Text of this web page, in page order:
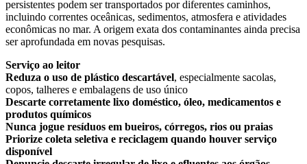
persistentes podem ser transportados por diferentes caminhos,
incluindo correntes oceânicas, sedimentos, atmosfera e atividades
econômicas no mar. A origem exata dos contaminantes ainda precisa
ser aprofundada em novas pesquisas.
Serviço ao leitor
Reduza o uso de plástico descartável, especialmente sacolas,
copos, talheres e embalagens de uso único
Descarte corretamente lixo doméstico, óleo, medicamentos e
produtos químicos
Nunca jogue resíduos em bueiros, córregos, rios ou praias
Priorize coleta seletiva e reciclagem quando houver serviço
disponível